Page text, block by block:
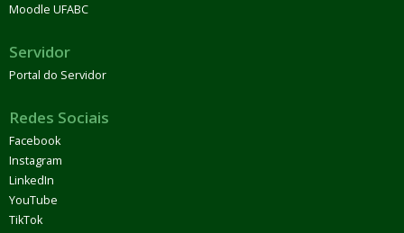
Moodle UFABC
Servidor
Portal do Servidor
Redes Sociais
Facebook
Instagram
LinkedIn
YouTube
TikTok